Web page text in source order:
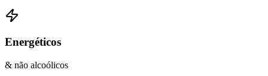
Energéticos
& não alcoólicos